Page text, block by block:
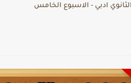
ادبي - الاسبوع الخامس